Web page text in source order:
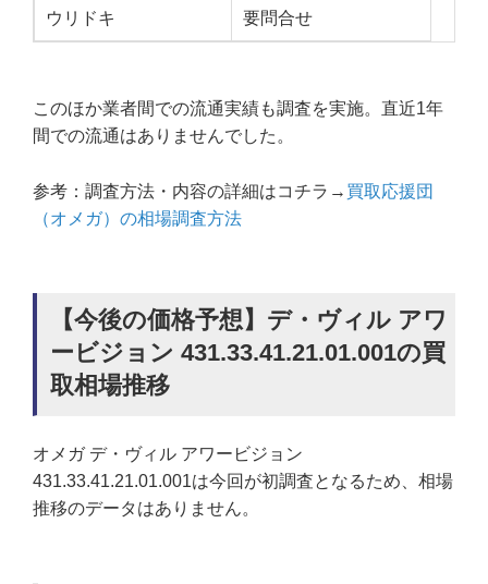
ウリドキ 要問合せ
このほか業者間での流通実績も調査を実施。直近1年
間での流通はありませんでした。
参考：調査方法・内容の詳細はコチラ→ 買取応援団
（オメガ）の相場調査方法
【今後の価格予想】デ・ヴィル アワ
ービジョン 431.33.41.21.01.001の買
取相場推移
オメガ デ・ヴィル アワービジョン
431.33.41.21.01.001は今回が初調査となるため、相場
推移のデータはありません。